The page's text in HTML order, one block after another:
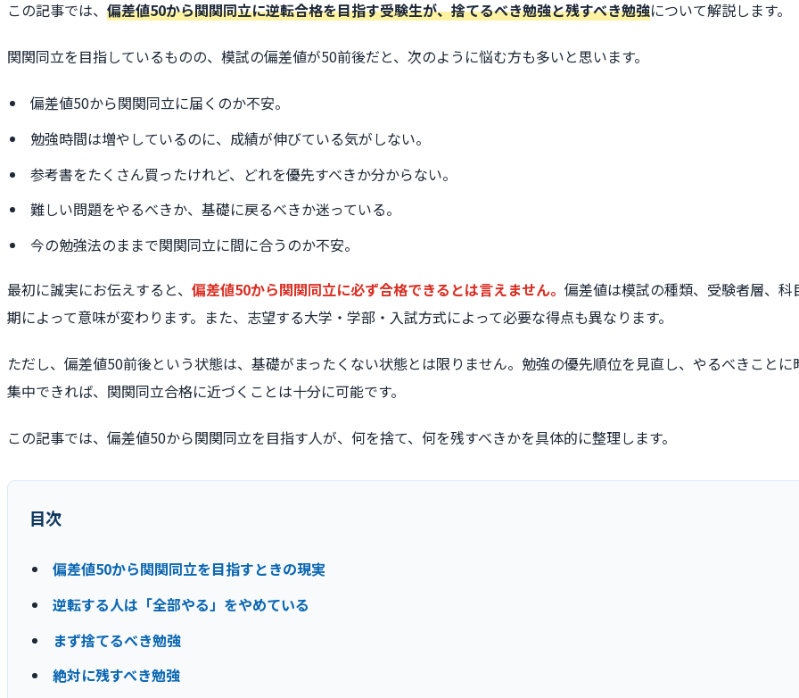
この記事では、 偏差値50から関関同立に逆転合格を目指す受験生が、捨てるべき勉強と残すべき勉強について解説します。
関関同立を目指しているものの、模試の偏差値が50前後だと、次のように悩む方も多いと思います。
偏差値50から関関同立に届くのか不安。
勉強時間は増やしているのに、成績が伸びている気がしない。
参考書をたくさん買ったけれど、どれを優先すべきか分からない。
難しい問題をやるべきか、基礎に戻るべきか迷っている。
今の勉強法のままで関関同立に間に合うのか不安。
最初に誠実にお伝えすると、 偏差値50から関関同立に必ず合格できるとは言えません。 偏差値は模試の種類、受験者層、科
期によって意味が変わります。また、志望する大学・学部・入試方式によって必要な得点も異なります。
ただし、偏差値50前後という状態は、基礎がまったくない状態とは限りません。勉強の優先順位を見直し、やるべきことに
集中できれば、関関同立合格に近づくことは十分に可能です。
この記事では、偏差値50から関関同立を目指す人が、何を捨て、何を残すべきかを具体的に整理します。
目次
偏差値50から関関同立を目指すときの現実
逆転する人は「全部やる」をやめている
まず捨てるべき勉強
絶対に残すべき勉強